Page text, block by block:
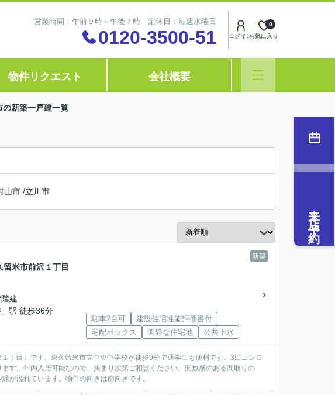
営業時間：午前９時～午後７時 定休日：毎週水曜日
0120-3500-51 ログインお気に入り
0
物件リクエスト 会社概要
の新築一戸建一覧
山市 /立川市
新築
米市前沢１丁目
建
」駅 徒歩36分
駐車2台可
建設住宅性能評価書付
宅配ボックス
閑静な住宅地 公共下水
丁目」です。東久留米市立中央中学校が徒歩9分で通学にも便利です。3口コンロ
す。年内入居可能なので、決まり次第ご相談ください。開放感のある間取りの
が溢れています。物件の向きは南向きです。
来店予約